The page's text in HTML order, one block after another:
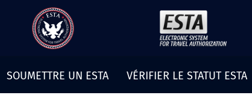
SOUMETTRE UN ESTA VÉRIFIER LE STATUT ESTA